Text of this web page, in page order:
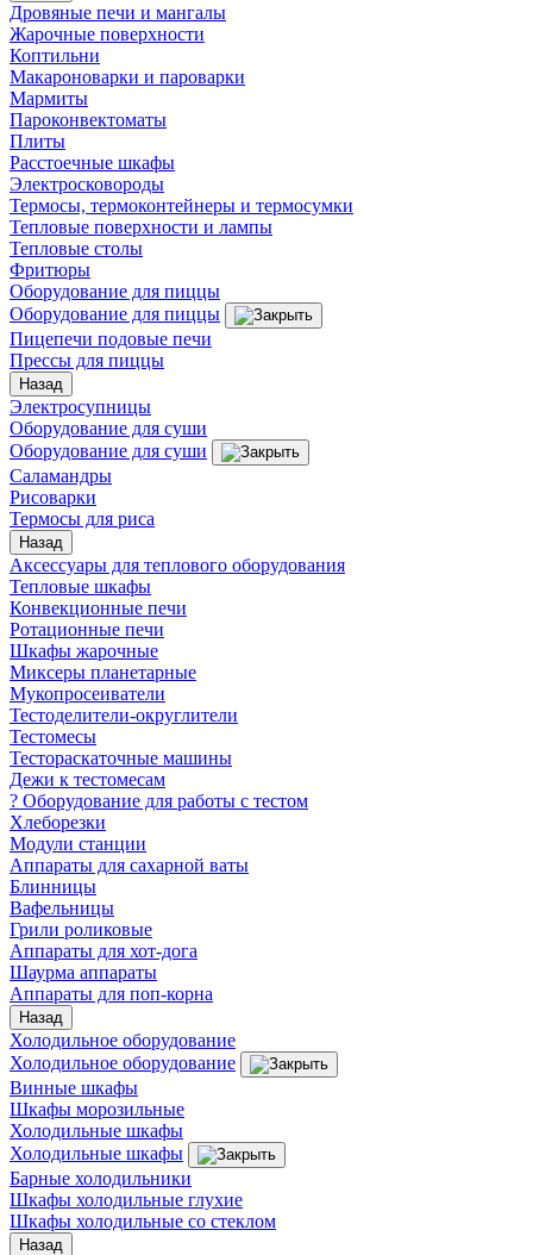
Дровяные печи и мангалы
Жарочные поверхности
Коптильни
Макароноварки и пароварки
Мармиты
Пароконвектоматы
Плиты
Расстоечные шкафы
Электросковороды
Термосы, термоконтейнеры и термосумки
Тепловые поверхности и лампы
Тепловые столы
Фритюры
Оборудование для пиццы
Оборудование для пиццы
Пицепечи подовые печи
Прессы для пиццы
Назад
Электросупницы
Оборудование для суши
Оборудование для суши
Саламандры
Рисоварки
Термосы для риса
Назад
Аксессуары для теплового оборудования
Тепловые шкафы
Конвекционные печи
Ротационные печи
Шкафы жарочные
Миксеры планетарные
Мукопросеиватели
Тестоделители-округлители
Тестомесы
Тестораскаточные машины
Дежи к тестомесам
? Оборудование для работы с тестом
Хлеборезки
Модули станции
Аппараты для сахарной ваты
Блинницы
Вафельницы
Грили роликовые
Аппараты для хот-дога
Шаурма аппараты
Аппараты для поп-корна
Назад
Холодильное оборудование
Холодильное оборудование
Винные шкафы
Шкафы морозильные
Холодильные шкафы
Холодильные шкафы
Барные холодильники
Шкафы холодильные глухие
Шкафы холодильные со стеклом
Назад